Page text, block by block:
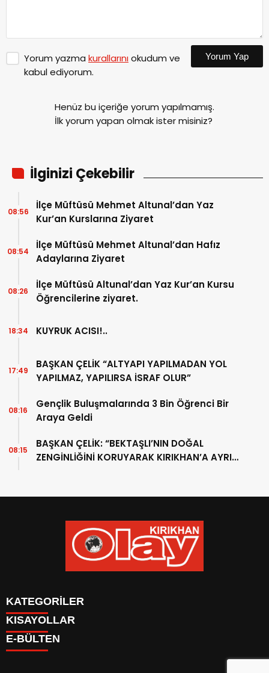
Yorum yazma kurallarınıokudum ve
kabul ediyorum.
Yorum Yap
Henüz bu içeriğe yorum yapılmamış.
İlk yorum yapan olmak ister misiniz?
İlginizi Çekebilir
İlçe Müftüsü Mehmet Altunal’dan Yaz
Kur’an Kurslarına Ziyaret
08:56
İlçe Müftüsü Mehmet Altunal’dan Hafız
Adaylarına Ziyaret
08:54
İlçe Müftüsü Altunal’dan Yaz Kur’an Kursu
Öğrencilerine ziyaret.
08:26
KUYRUK ACISI!..
18:34
BAŞKAN ÇELİK “ALTYAPI YAPILMADAN YOL
YAPILMAZ, YAPILIRSA İSRAF OLUR”
17:49
Gençlik Buluşmalarında 3 Bin Öğrenci Bir
Araya Geldi
08:16
BAŞKAN ÇELİK: “BEKTAŞLI’NIN DOĞAL
ZENGİNLİĞİNİ KORUYARAK KIRIKHAN’A AYRI
08:15
KATEGORİLER
KÜNYE
İLETİŞİM
KISAYOLLAR
Firma Ekle
E-BÜLTEN